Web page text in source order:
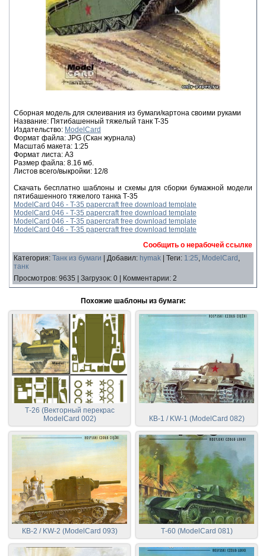
Сборная модель для склеивания из бумаги/картона своими руками
Название: Пятибашенный тяжелый танк T-35
Издательство: ModelCard
Формат файла: JPG (Скан журнала)
Масштаб макета: 1:25
Формат листа: А3
Размер файла: 8.16 мб.
Листов всего/выкройки: 12/8
Скачать бесплатно шаблоны и схемы для сборки бумажной модели
пятибашенного тяжелого танка Т-35
ModelCard 046 - T-35 papercraft free download template
ModelCard 046 - T-35 papercraft free download template
ModelCard 046 - T-35 papercraft free download template
ModelCard 046 - T-35 papercraft free download template
Сообщить о нерабочей ссылке
Категория: Танк из бумаги Добавил: hymak Теги: 1:25, ModelCard ,
танк
Просмотров: 9635 Загрузок: 0 Комментарии: 2
Похожие шаблоны из бумаги:
Т-26 (Векторный перекрас
ModelCard 002)
КВ-1 / KW-1 (ModelCard 082)
КВ-2 / KW-2 (ModelCard 093) Т-60 (ModelCard 081)